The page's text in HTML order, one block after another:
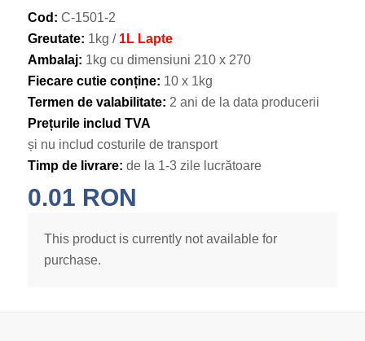
Cod: C-1501-2
Greutate: 1kg / 1L Lapte
Ambalaj: 1kg cu dimensiuni 210 х 270
Fiecare cutie conține: 10 х 1kg
Termen de valabilitate: 2 ani de la data producerii
Prețurile includ TVA
și nu includ costurile de transport
Timp de livrare: de la 1-3 zile lucrătoare
0.01 RON
This product is currently not available for
purchase.